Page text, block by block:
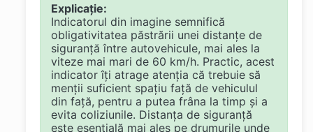
Explicație:
Indicatorul din imagine semnifică
obligativitatea păstrării unei distanțe de
siguranță între autovehicule, mai ales la
viteze mai mari de 60 km/h. Practic, acest
indicator îți atrage atenția că trebuie să
menții suficient spațiu față de vehiculul
din față, pentru a putea frâna la timp și a
evita coliziunile. Distanța de siguranță
este esențială mai ales pe drumurile unde